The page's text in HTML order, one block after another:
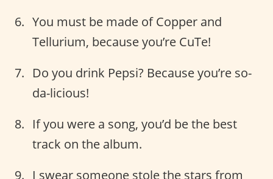
You must be made of Copper and
Tellurium, because you’re CuTe!
Do you drink Pepsi? Because you’re so-
da-licious!
If you were a song, you’d be the best
track on the album.
I swear someone stole the stars from